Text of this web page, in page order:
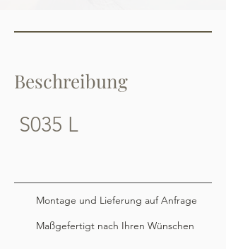
Beschreibung
S035 L
Montage und Lieferung auf Anfrage
Maßgefertigt nach Ihren Wünschen